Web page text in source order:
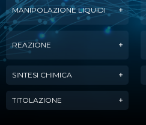
MANIPOLAZIONE LIQUIDI
REAZIONE
SINTESI CHIMICA
TITOLAZIONE